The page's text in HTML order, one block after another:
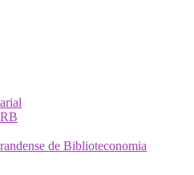
de Biblioteconomia